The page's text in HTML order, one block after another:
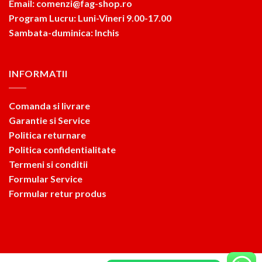
Email: comenzi@fag-shop.ro
Program Lucru: Luni-Vineri 9.00-17.00
Sambata-duminica: Inchis
INFORMATII
Comanda si livrare
Garantie si Service
Politica returnare
Politica confidentialitate
Termeni si conditii
Formular Service
Formular retur produs